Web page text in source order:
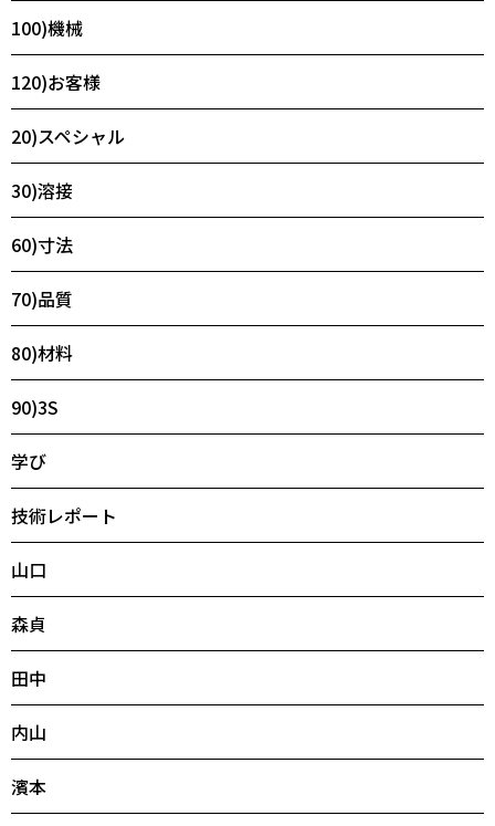
100)機械
120)お客様
20)スペシャル
30)溶接
60)寸法
70)品質
80)材料
90)3S
学び
技術レポート
山口
森貞
田中
内山
濱本